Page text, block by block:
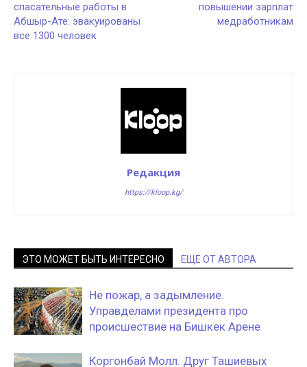
спасательные работы в
Абшыр-Ате: эвакуированы
все 1300 человек
повышении зарплат
медработникам
Редакция
https://kloop.kg/
ЭТО МОЖЕТ БЫТЬ ИНТЕРЕСНО ЕЩЕ ОТ АВТОРА
Не пожар, а задымление.
Управделами президента про
происшествие на Бишкек Арене
Коргонбай Молл. Друг Ташиевых